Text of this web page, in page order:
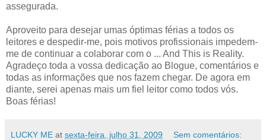
assegurada.
Aproveito para desejar umas óptimas férias a todos os
leitores e despedir-me, pois motivos profissionais impedem-
me de continuar a colaborar com o ... And This is Reality.
Agradeço toda a vossa dedicação ao Blogue, comentários e
todas as informações que nos fazem chegar. De agora em
diante, serei apenas mais um fiel leitor como todos vós.
Boas férias!
LUCKY ME at sexta-feira, julho 31, 2009 Sem comentários: